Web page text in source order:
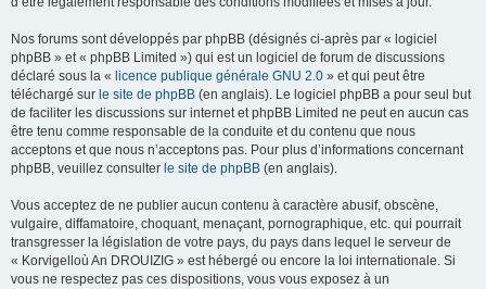
Nos forums sont développés par phpBB (désignés ci-après par « logiciel
phpBB » et « phpBB Limited ») qui est un logiciel de forum de discussions
déclaré sous la « licence publique générale GNU 2.0 » et qui peut être
téléchargé sur le site de phpBB (en anglais). Le logiciel phpBB a pour seul but
de faciliter les discussions sur internet et phpBB Limited ne peut en aucun cas
être tenu comme responsable de la conduite et du contenu que nous
acceptons et que nous n’acceptons pas. Pour plus d’informations concernant
phpBB, veuillez consulter le site de phpBB (en anglais).
Vous acceptez de ne publier aucun contenu à caractère abusif, obscène,
vulgaire, diffamatoire, choquant, menaçant, pornographique, etc. qui pourrait
transgresser la législation de votre pays, du pays dans lequel le serveur de
« Korvigelloù An DROUIZIG » est hébergé ou encore la loi internationale. Si
vous ne respectez pas ces dispositions, vous vous exposez à un